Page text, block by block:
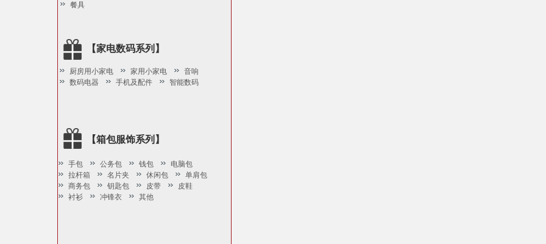
餐具
【家电数码系列】
手包 公务包 钱包
电脑包
拉杆箱
名片夹 休闲包
单肩包
商务包
钥匙包 皮带
皮鞋
衬衫
冲锋衣 其他
厨房用小家电 家用小家电
音响
数码电器
手机及配件 智能数码
【箱包服饰系列】